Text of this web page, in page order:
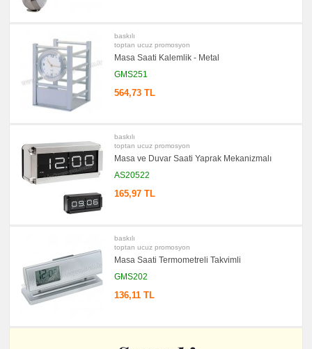
baskılı
toptan ucuz promosyon
Masa Saati Kalemlik - Metal
GMS251
564,73 TL
baskılı
toptan ucuz promosyon
Masa ve Duvar Saati Yaprak Mekanizmalı
AS20522
165,97 TL
baskılı
toptan ucuz promosyon
Masa Saati Termometreli Takvimli
GMS202
136,11 TL